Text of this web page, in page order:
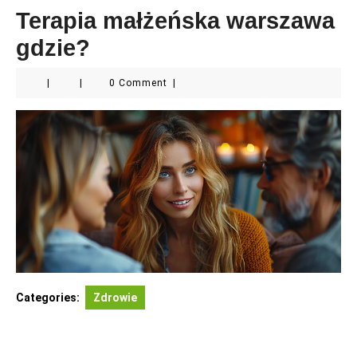
Terapia małżeńska warszawa
gdzie?
0 Comment
Categories: Zdrowie